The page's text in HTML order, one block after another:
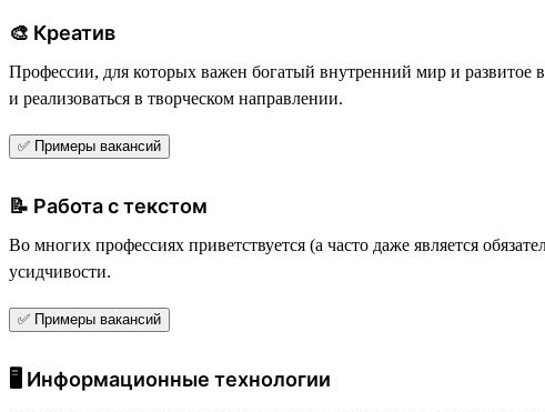
🎨 Креатив
Профессии, для которых важен богатый внутренний мир и развитое
и реализоваться в творческом направлении.
✅ Примеры вакансий
📝 Работа с текстом
Во многих профессиях приветствуется (а часто даже является
усидчивости.
✅ Примеры вакансий
🖥 Информационные технологии